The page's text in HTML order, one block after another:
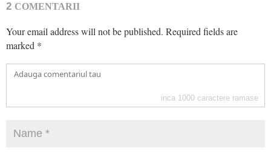
2 COMENTARII
Your email address will not be published. Required fields are
marked *
inca 1000 caractere ramase